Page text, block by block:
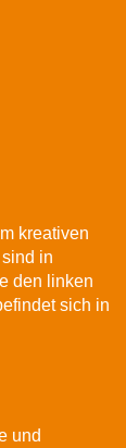
kreativen
in
den linken
sich in
und